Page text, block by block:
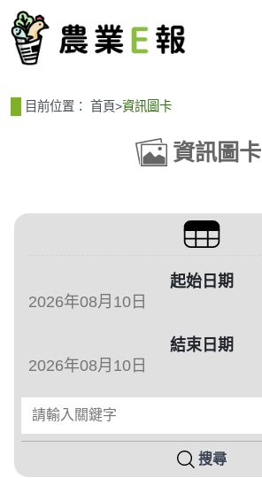
目前位置： 首頁>資訊圖卡
資訊圖卡
篩選、排序與主題分類
起始日期
結束日期
請輸入關鍵字
搜尋